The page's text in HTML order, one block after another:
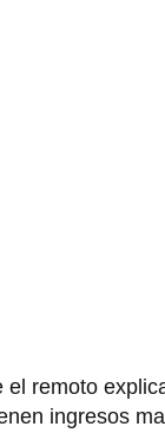
remoto
ingresos